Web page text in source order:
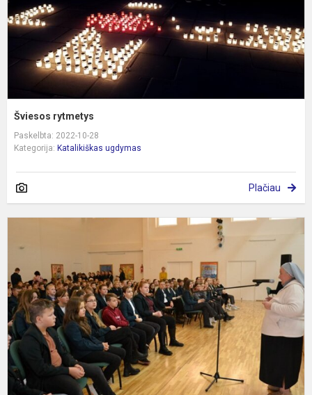
Šviesos rytmetys
Paskelbta: 2022-10-28
Kategorija: Katalikiškas ugdymas
Plačiau